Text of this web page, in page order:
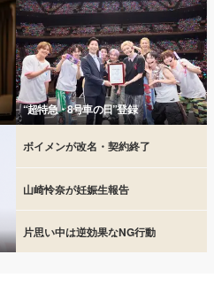
“超特急・8号車の日”登録
ボイメンが改名・契約終了
山崎怜奈が妊娠生報告
片思い中は逆効果なNG行動